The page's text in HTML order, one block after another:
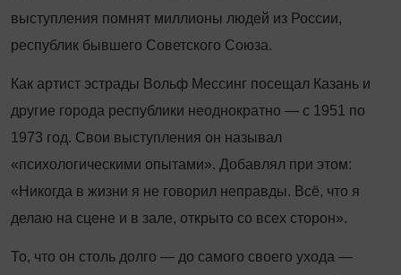
выступления помнят миллионы людей из России,
республик бывшего Советского Союза.
Как артист эстрады Вольф Мессинг посещал Казань и
другие города республики неоднократно — с 1951 по
1973 год. Свои выступления он называл
«психологическими опытами». Добавлял при этом:
«Никогда в жизни я не говорил неправды. Всё, что я
делаю на сцене и в зале, открыто со всех сторон».
То, что он столь долго — до самого своего ухода —